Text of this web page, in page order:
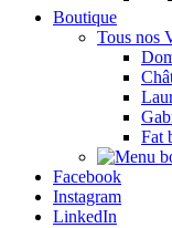
Boutique
Tous nos
Fat
Facebook
Instagram
LinkedIn